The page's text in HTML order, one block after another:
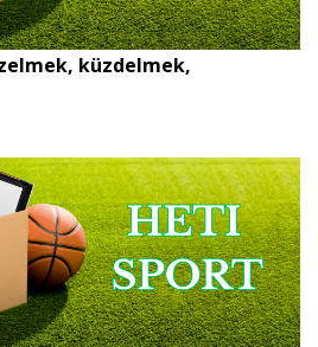
küzdelmek,